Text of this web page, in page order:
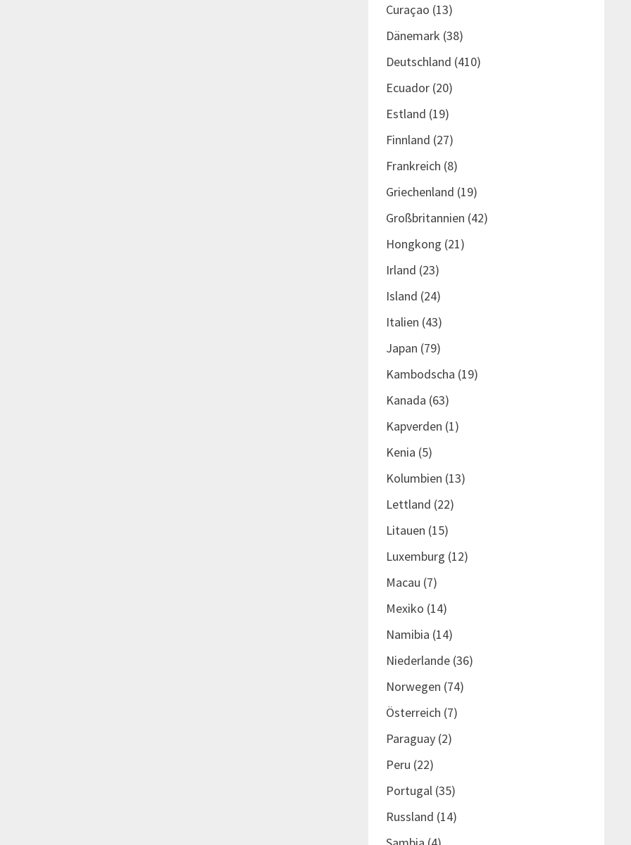
Curaçao (13)
Dänemark (38)
Deutschland (410)
Ecuador(20)
Estland (19)
Finnland (27)
Frankreich (8)
Griechenland (19)
Großbritannien (42)
Hongkong (21)
Irland (23)
Island (24)
Italien (43)
Japan (79)
Kambodscha (19)
Kanada (63)
Kapverden (1)
Kenia (5)
Kolumbien (13)
Lettland (22)
Litauen (15)
Luxemburg (12)
Macau (7)
Mexiko (14)
Namibia (14)
Niederlande(36)
Norwegen (74)
Österreich (7)
Paraguay(2)
Peru (22)
Portugal(35)
Russland (14)